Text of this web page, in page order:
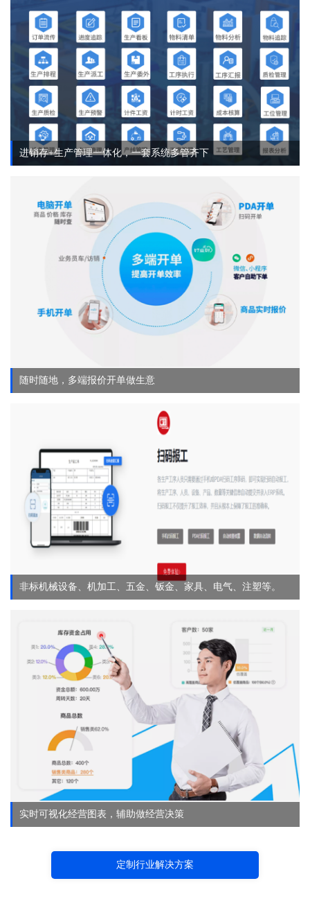
进销存+生产管理一体化，一套系统多管齐下
随时随地，多端报价开单做生意
非标机械设备、机加工、五金、钣金、家具、电气、注塑等。
实时可视化经营图表，辅助做经营决策
定制行业解决方案